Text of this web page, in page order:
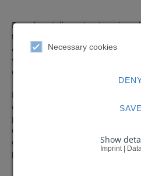
Dans les ateliers et entreprises
toujours nettoyer soigneusement
avant de les remonter car de
saleté, par exemple dans un
dommages importants.
Nous utilisons des produits de
qui éliminent efficacement la
particulièrement efficace étant
en contact très intensif avec les
collision permanente entre les
pièce à traiter en vue d’éliminer
Necessary cookies
SAVE
Show
Imprint |